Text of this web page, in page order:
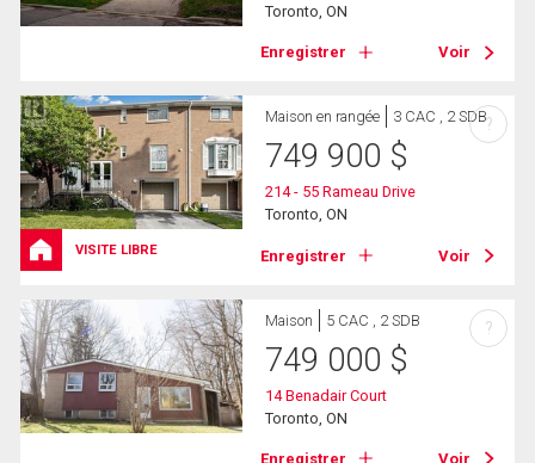
Toronto, ON
Enregistrer Voir
VISITE LIBRE
Maison en rangée 3 CAC , 2 SDB
749 900 $
214 - 55 Rameau Drive
Toronto, ON
Enregistrer Voir
?
Maison 5 CAC , 2 SDB
749 000 $
14 Benadair Court
Toronto, ON
Enregistrer Voir
?